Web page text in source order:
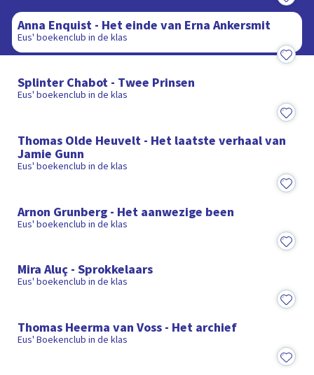
Anna Enquist - Het einde van Erna Ankersmit
Eus' boekenclub in de klas
Splinter Chabot - Twee Prinsen
Eus' boekenclub in de klas
11:21
Thomas Olde Heuvelt - Het laatste verhaal van
Jamie Gunn
Eus' boekenclub in de klas
Arnon Grunberg - Het aanwezige been
Eus' boekenclub in de klas
Mira Aluç - Sprokkelaars
Eus' boekenclub in de klas
Thomas Heerma van Voss - Het archief
Eus' Boekenclub in de klas